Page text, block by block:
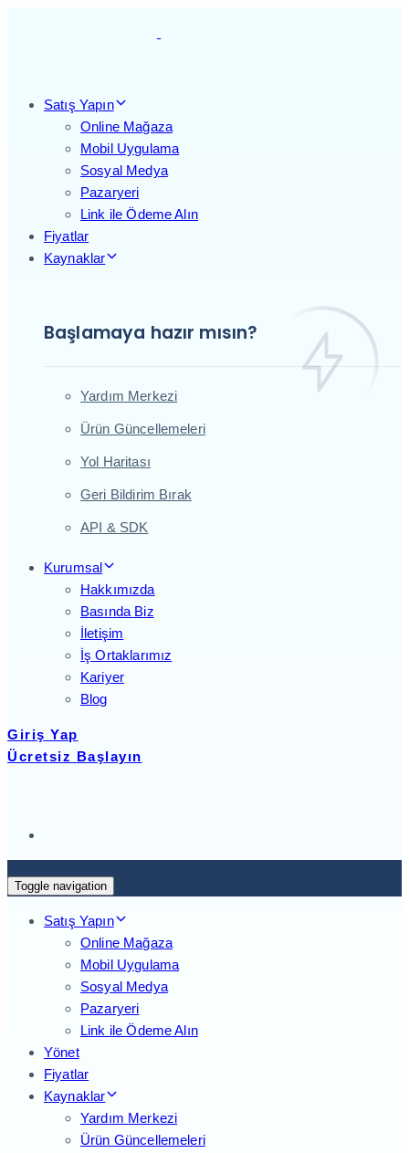
Skip
Satış Yapın
Online Mağaza
Mobil Uygulama
Sosyal Medya
Pazaryeri
Link ile Ödeme Alın
Fiyatlar
Kaynaklar
Başlamaya hazır mısın?
Yardım Merkezi
Ürün Güncellemeleri
Yol Haritası
Geri Bildirim Bırak
API & SDK
Kurumsal
Hakkımızda
Basında Biz
İletişim
İş Ortaklarımız
Kariyer
Blog
Giriş Yap
Ücretsiz Başlayın
Toggle navigation
Satış Yapın
Online Mağaza
Mobil Uygulama
Sosyal Medya
Pazaryeri
Link ile Ödeme Alın
Yönet
Fiyatlar
Kaynaklar
Yardım Merkezi
Ürün Güncellemeleri